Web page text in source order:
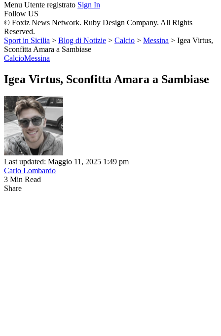
Menu Utente registrato Sign In
Follow US
© Foxiz News Network. Ruby Design Company. All Rights
Reserved.
Sport in Sicilia > Blog di Notizie > Calcio > Messina > Igea Virtus,
Sconfitta Amara a Sambiase
CalcioMessina
Igea Virtus, Sconfitta Amara a Sambiase
Last updated: Maggio 11, 2025 1:49 pm
Carlo Lombardo
3 Min Read
Share